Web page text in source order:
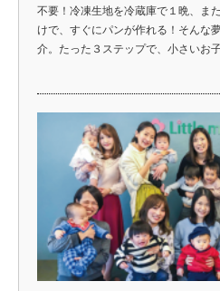
不要！冷凍生地を冷蔵庫で１晩、ま
けで、すぐにパンが作れる！そんな
介。たった３ステップで、小さいお